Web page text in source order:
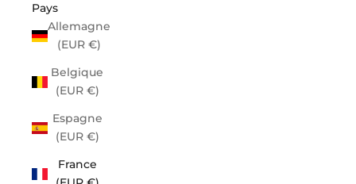
Pays
Allemagne
(EUR €)
Belgique
(EUR €)
Espagne
(EUR €)
France